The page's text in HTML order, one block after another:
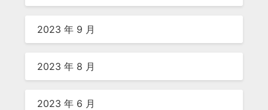
2023 年 9 月
2023 年 8 月
2023 年 6 月